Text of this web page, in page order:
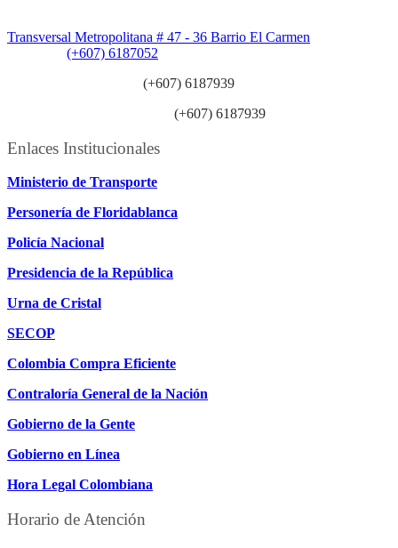
Transversal Metropolitana # 47 - 36 Barrio El Carmen
(+607) 6187052
(+607) 6187939
(+607) 6187939
Enlaces Institucionales
Ministerio de Transporte
Personería de Floridablanca
Policía Nacional
Presidencia de la República
Urna de Cristal
SECOP
Colombia Compra Eficiente
Contraloría General de la Nación
Gobierno de la Gente
Gobierno en Línea
Hora Legal Colombiana
Horario de Atención